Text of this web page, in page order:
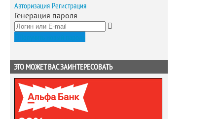
Авторизация Регистрация
Генерация пароля
ЭТО МОЖЕТ ВАС ЗАИНТЕРЕСОВАТЬ